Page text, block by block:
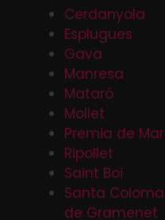
Cerdanyola
Esplugues
Gava
Manresa
Mataró
Mollet
Premia de Mar
Ripollet
Saint Boi
Santa Coloma
de Gramenet